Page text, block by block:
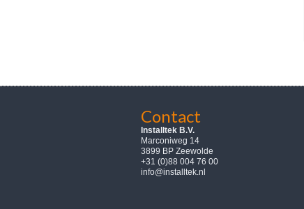
Contact
Installtek B.V.
Marconiweg 14
3899 BP Zeewolde
+31 (0)88 004 76 00
info@installtek.nl